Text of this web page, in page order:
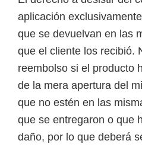
aplicación
que se devuelvan en las
que el cliente los recibió.
reembolso si el producto
de la mera apertura del
que no estén en las
que se entregaron o que
daño, por lo que deberá